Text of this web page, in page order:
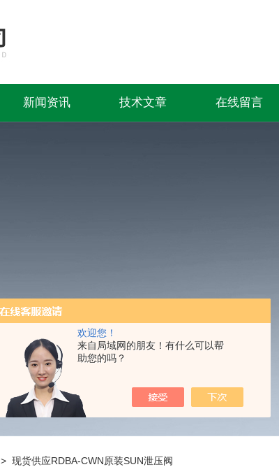
欢迎您！
来自局域网的朋友！有什么可以帮
助您的吗？
新闻资讯 技术文章 在线留言
> 现货供应RDBA-CWN原装SUN泄压阀